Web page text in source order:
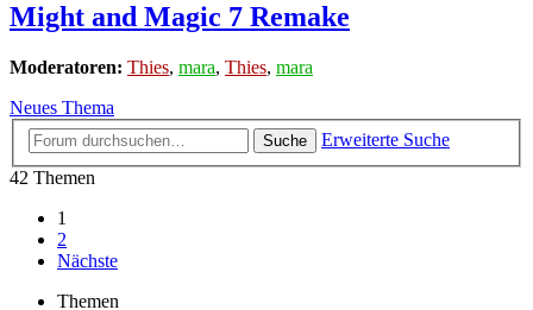
Might and Magic 7 Remake
Moderatoren: Thies, mara, Thies, mara
Neues Thema
Suche
Erweiterte Suche
42 Themen
1
2
Nächste
Themen